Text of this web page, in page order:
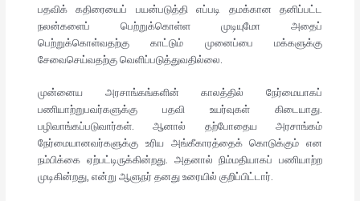
பதவிக் கதிரையைப் பயன்படுத்தி எப்படி தமக்கான தனிப்பட்ட
நலன்களைப் பெற்றுக்கொள்ள முடியுமோ அதைப்
பெற்றுக்கொள்வதற்கு காட்டும் முனைப்பை மக்களுக்கு
சேவைசெய்வதற்கு வெளிப்படுத்துவதில்லை.
முன்னைய அரசாங்கங்களின் காலத்தில் நேர்மையாகப்
பணியாற்றுபவர்களுக்கு பதவி உயர்வுகள் கிடையாது.
பழிவாங்கப்படுவார்கள். ஆனால் தற்போதைய அரசாங்கம்
நேர்மையானவர்களுக்கு உரிய அங்கீகாரத்தைக் கொடுக்கும் என
நம்பிக்கை ஏற்பட்டிருக்கின்றது. அதனால் நிம்மதியாகப் பணியாற்ற
முடிகின்றது, என்று ஆளுநர் தனது உரையில் குறிப்பிட்டார்.